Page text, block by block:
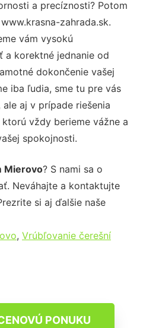
a precíznosti? Potom
zahrada.sk.
vám vysokú
a korektné jednanie od
dokončenie vašej
iba ľudia, sme tu pre vás
aj v prípade riešenia
vždy berieme vážne a
spokojnosti.
Mierovo? S nami sa o
Neváhajte a kontaktujte
si aj ďalšie naše
, Vrúbľovanie čerešní
PONUKU